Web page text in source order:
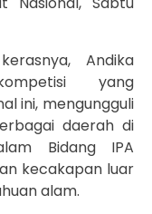
Andika
yang
ini, mengungguli
daerah di
Bidang IPA
kecakapan luar
alam.